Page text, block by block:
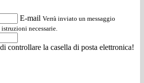
E-mail Verrà inviato un messaggio
necessarie.
controllare la casella di posta elettronica!